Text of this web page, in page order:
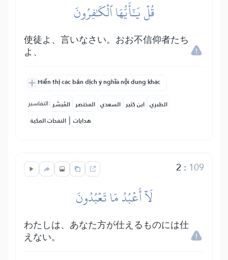
قُلۡ يَٰٓأَيُّهَا ٱلۡكَٰفِرُونَ
使徒よ、言いなさい。おお不信仰者たち
よ、
Hiển thị các bản dịch ý nghĩa nội dung khác
التفاسير: المُيسَّر المختصر السعدي ابن كثير الطبري
النفحات المكية | هدايات
2 : 109
لَآ أَعۡبُدُ مَا تَعۡبُدُونَ
わたしは、あなた方が仕えるものには仕
えない。